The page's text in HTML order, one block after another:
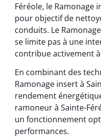
Féréole, le Ramonage
pour objectif de
conduits. Le
se limite pas à une
contribue activement
En combinant des
Ramonage insert à
rendement
ramoneur à Sainte-
un fonctionnement
performances.